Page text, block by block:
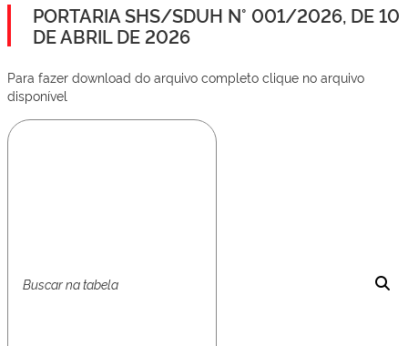
PORTARIA SHS/SDUH N° 001/2026, DE 10
DE ABRIL DE 2026
Para fazer download do arquivo completo clique no arquivo
disponível